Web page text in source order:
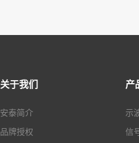
关于我们
安泰简介
品牌授权
产
示
信